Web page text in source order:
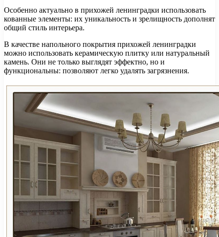
Особенно актуально в прихожей ленинградки использовать
кованные элементы: их уникальность и зрелищность дополнят
общий стиль интерьера.
В качестве напольного покрытия прихожей ленинградки
можно использовать керамическую плитку или натуральный
камень. Они не только выглядят эффектно, но и
функциональны: позволяют легко удалять загрязнения.